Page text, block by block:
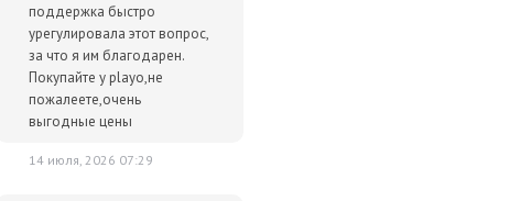
поддержка быстро
урегулировала этот вопрос,
за что я им благодарен.
Покупайте у playo,не
пожалеете,очень
выгодные цены
14 июля, 2026 07:29